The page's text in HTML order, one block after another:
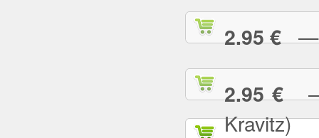
2.95 €—
2.95 €—
Kravitz)